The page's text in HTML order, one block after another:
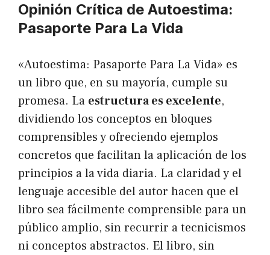
Opinión Crítica de Autoestima:
Pasaporte Para La Vida
«Autoestima: Pasaporte Para La Vida» es
un libro que, en su mayoría, cumple su
promesa. La estructura es excelente,
dividiendo los conceptos en bloques
comprensibles y ofreciendo ejemplos
concretos que facilitan la aplicación de los
principios a la vida diaria. La claridad y el
lenguaje accesible del autor hacen que el
libro sea fácilmente comprensible para un
público amplio, sin recurrir a tecnicismos
ni conceptos abstractos. El libro, sin